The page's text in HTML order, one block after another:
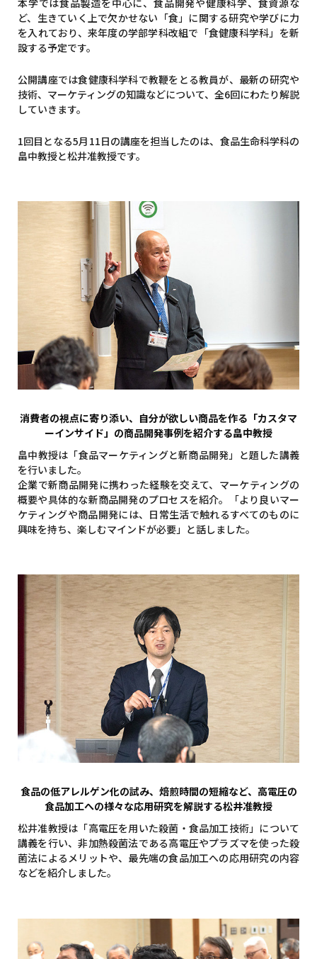
ど、生きていく上で欠かせない「食」に関する研究や学びに力
を入れており、来年度の学部学科改組で「食健康科学科」を新
設する予定です。
公開講座では食健康科学科で教鞭をとる教員が、最新の研究や
技術、マーケティングの知識などについて、全6回にわたり解説
していきます。
1回目となる5月11日の講座を担当したのは、食品生命科学科の
畠中教授と松井准教授です。
消費者の視点に寄り添い、自分が欲しい商品を作る「カスタマ
ーインサイド」の商品開発事例を紹介する畠中教授
畠中教授は「食品マーケティングと新商品開発」と題した講義
を行いました。
企業で新商品開発に携わった経験を交えて、マーケティングの
概要や具体的な新商品開発のプロセスを紹介。「より良いマー
ケティングや商品開発には、日常生活で触れるすべてのものに
興味を持ち、楽しむマインドが必要」と話しました。
食品の低アレルゲン化の試み、焙煎時間の短縮など、高電圧の
食品加工への様々な応用研究を解説する松井准教授
松井准教授は「高電圧を用いた殺菌・食品加工技術」について
講義を行い、非加熱殺菌法である高電圧やプラズマを使った殺
菌法によるメリットや、最先端の食品加工への応用研究の内容
などを紹介しました。